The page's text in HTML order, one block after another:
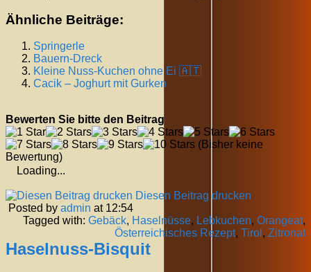
Ähnliche Beiträge:
Springerle
Bauern-Dreck
Kleine Nuss-Kuchen ohne Ei 🇦🇹
Cacik – Joghurt mit Gurken
Bewerten Sie bitte den Beitrag
(Bisher keine
Bewertung)
Loading...
Diesen Beitrag drucken
Posted by admin at 12:54
Tagged with: Gebäck, Haselnüsse, Lebkuchen, Orangeat,
Österreichisches Rezept, Tirol , Zitronat
Haselnuss-Bisquit